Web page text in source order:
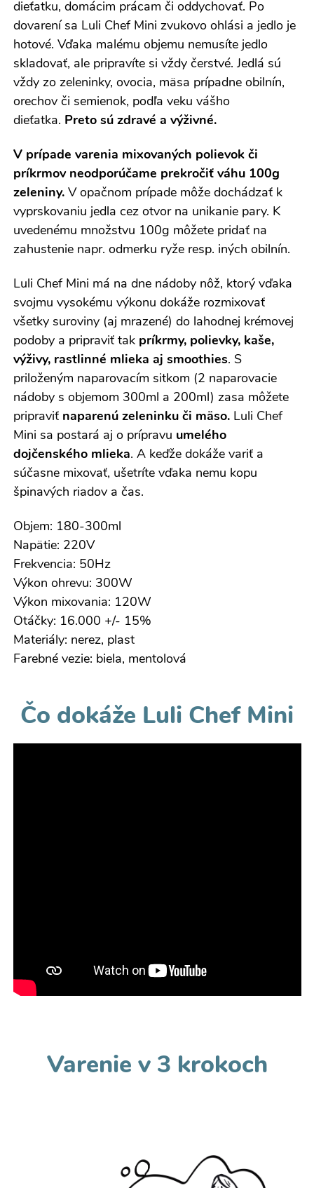
dieťatku, domácim prácam či oddychovať. Po
dovarení sa Luli Chef Mini zvukovo ohlási a jedlo je
hotové. Vďaka malému objemu nemusíte jedlo
skladovať, ale pripravíte si vždy čerstvé. Jedlá sú
vždy zo zeleninky, ovocia, mäsa prípadne obilnín,
orechov či semienok, podľa veku vášho
dieťatka. Preto sú zdravé a výživné.
V prípade varenia mixovaných polievok či
príkrmov neodporúčame prekročiť váhu 100g
zeleniny. V opačnom prípade môže dochádzať k
vyprskovaniu jedla cez otvor na unikanie pary. K
uvedenému množstvu 100g môžete pridať na
zahustenie napr. odmerku ryže resp. iných obilnín.
Luli Chef Mini má na dne nádoby nôž, ktorý vďaka
svojmu vysokému výkonu dokáže rozmixovať
všetky suroviny (aj mrazené) do lahodnej krémovej
podoby a pripraviť tak príkrmy, polievky, kaše,
výživy, rastlinné mlieka aj smoothies. S
priloženým naparovacím sitkom (2 naparovacie
nádoby s objemom 300ml a 200ml) zasa môžete
pripraviť naparenú zeleninku či mäso. Luli Chef
Mini sa postará aj o prípravu umelého
dojčenského mlieka. A keďže dokáže variť a
súčasne mixovať, ušetríte vďaka nemu kopu
špinavých riadov a čas.
Objem: 180-300ml
Napätie: 220V
Frekvencia: 50Hz
Výkon ohrevu: 300W
Výkon mixovania: 120W
Otáčky: 16.000 +/- 15%
Materiály: nerez, plast
Farebné vezie: biela, mentolová
Čo dokáže Luli Chef Mini
Varenie v 3 krokoch